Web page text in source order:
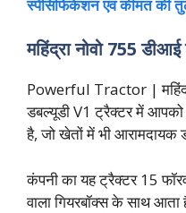
स्पेसिफिकेशन एवं कीमत की
महिंद्रा नोवो 755
Powerful Tractor |
डबल्यूडी V1 ट्रैक्टर में आपको
है, जो खेतों में भी आरामदायक
कंपनी का यह ट्रैक्टर 15
वाला गियरबॉक्स के साथ आता